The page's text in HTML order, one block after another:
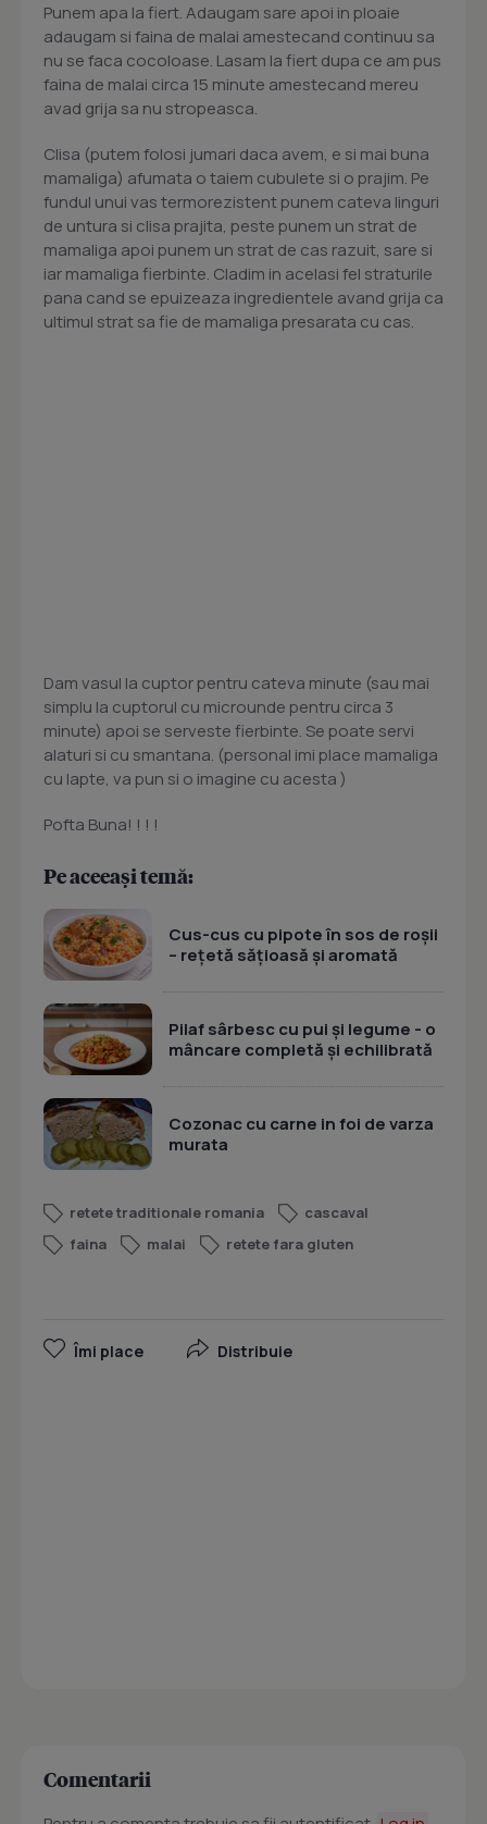
Punem apa la fiert. Adaugam sare apoi in ploaie
adaugam si faina de malai amestecand continuu sa
nu se faca cocoloase. Lasam la fiert dupa ce am pus
faina de malai circa 15 minute amestecand mereu
avad grija sa nu stropeasca.
Clisa (putem folosi jumari daca avem, e si mai buna
mamaliga) afumata o taiem cubulete si o prajim. Pe
fundul unui vas termorezistent punem cateva linguri
de untura si clisa prajita, peste punem un strat de
mamaliga apoi punem un strat de cas razuit, sare si
iar mamaliga fierbinte. Cladim in acelasi fel straturile
pana cand se epuizeaza ingredientele avand grija ca
ultimul strat sa fie de mamaliga presarata cu cas.
Dam vasul la cuptor pentru cateva minute (sau mai
simplu la cuptorul cu microunde pentru circa 3
minute) apoi se serveste fierbinte. Se poate servi
alaturi si cu smantana. (personal imi place mamaliga
cu lapte, va pun si o imagine cu acesta )
Pofta Buna! ! ! !
Pe aceeași temă:
Cus-cus cu pipote în sos de roșii
– rețetă sățioasă și aromată
Pilaf sârbesc cu pui și legume - o
mâncare completă și echilibrată
Cozonac cu carne in foi de varza
murata
retete traditionale romania
cascaval
faina
malai retete fara gluten
Îmi place Distribuie
Comentarii